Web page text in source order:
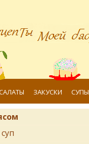
ЗАКУСКИ СУПЫ